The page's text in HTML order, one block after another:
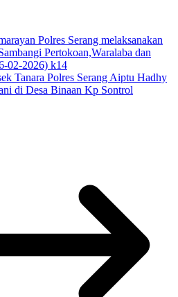
Polres Serang melaksanakan
Pertokoan,Waralaba dan
02-2026) k14
Tanara Polres Serang Aiptu Hadhy
di Desa Binaan Kp Sontrol